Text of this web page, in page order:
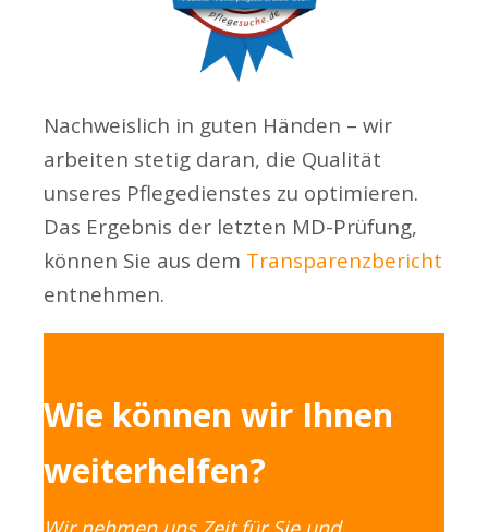
Nachweislich in guten Händen – wir
arbeiten stetig daran, die Qualität
unseres Pflegedienstes zu optimieren.
Das Ergebnis der letzten MD-Prüfung,
können Sie aus dem Transparenzbericht
entnehmen.
Wie können wir Ihnen
weiterhelfen?